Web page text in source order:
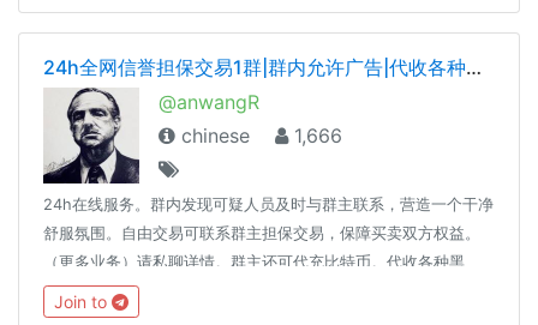
交易自動發佈 https://submit.crush.ninja/1590624887737087
24h全网信誉担保交易1群|群内允许广告|代收各种黑钱|代充比特币
@anwangR
chinese
1,666
24h在线服务。群内发现可疑人员及时与群主联系，营造一个干净
舒服氛围。自由交易可联系群主担保交易，保障买卖双方权益。
（更多业务）请私聊详情。群主还可代充比特币。代收各种黑
钱，接大额资金。精诚所至，金石为开！@Lieyi1
Join to